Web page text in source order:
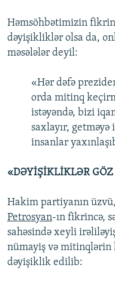
Həmsöhbətimizin
dəyişikliklər olsa da,
məsələlər deyil:
«Hər dəfə
orda mitinq
istəyəndə, bizi
saxlayır,
insanlar
«DƏYİŞİKLİKLƏR
Hakim partiyanın
Petrosyan-ın fikrincə,
sahəsində xeyli
nümayiş və mitinqlərin
dəyişiklik edilib: